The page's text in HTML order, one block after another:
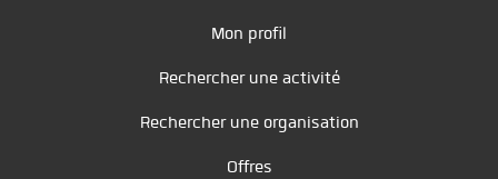
Mon profil
Rechercher une activité
Rechercher une organisation
Offres